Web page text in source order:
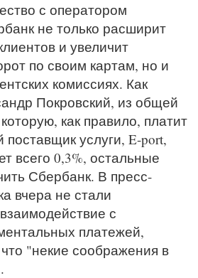
с оператором
не только расширит
и увеличит
по своим картам, но и
комиссиях. Как
Покровский, из общей
как правило, платит
услуги, E-port,
всего 0,3%, остальные
Сбербанк. В пресс-
вчера не стали
с
платежей,
"некие соображения в